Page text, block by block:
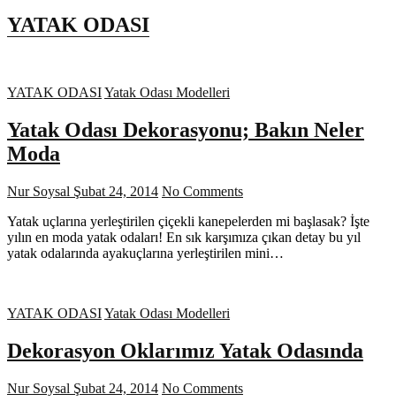
YATAK ODASI
YATAK ODASIYatak Odası Modelleri
Yatak Odası Dekorasyonu; Bakın Neler
Moda
Nur Soysal Şubat 24, 2014 No Comments
Yatak uçlarına yerleştirilen çiçekli kanepelerden mi başlasak? İşte
yılın en moda yatak odaları! En sık karşımıza çıkan detay bu yıl
yatak odalarında ayakuçlarına yerleştirilen mini…
YATAK ODASIYatak Odası Modelleri
Dekorasyon Oklarımız Yatak Odasında
Nur Soysal Şubat 24, 2014 No Comments